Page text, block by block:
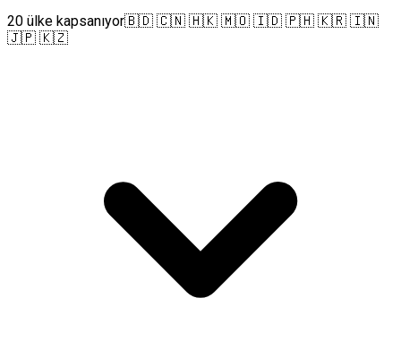
20 ülke kapsanıyor🇧🇩 🇨🇳 🇭🇰 🇲🇴 🇮🇩 🇵🇭 🇰🇷 🇮🇳
🇯🇵 🇰🇿